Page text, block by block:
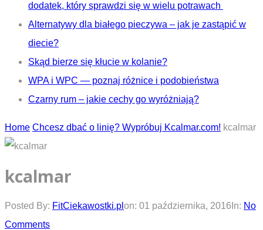
dodatek, który sprawdzi się w wielu potrawach
Alternatywy dla białego pieczywa – jak je zastąpić w
diecie?
Skąd bierze się kłucie w kolanie?
WPA i WPC — poznaj różnice i podobieństwa
Czarny rum – jakie cechy go wyróżniają?
Home Chcesz dbać o linię? Wypróbuj Kcalmar.com! kcalmar
kcalmar
Posted By: FitCiekawostki.pl on: 01 października, 2016 In: No
Comments